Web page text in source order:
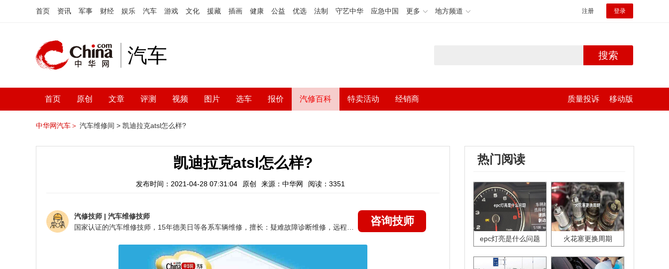
首页 资讯 军事 财经 娱乐 汽车 游戏 文化 援藏 插画 健康 公益 优选 法制 守艺中华 应急中国 更多 地方频道 注册 登录
汽车 搜索
首页 原创 文章 评测 视频 图片 选车 报价 汽修百科 特卖活动 经销商 质量投诉 移动版
中华网汽车＞ 汽车维修间 > 凯迪拉克atsl怎么样?
凯迪拉克atsl怎么样?
发布时间：2021-04-28 07:31:04 原创 来源：中华网 阅读：3351
汽修技师 | 汽车维修技师
咨询技师
热门阅读
epc灯亮是什么问题 火花塞更换周期